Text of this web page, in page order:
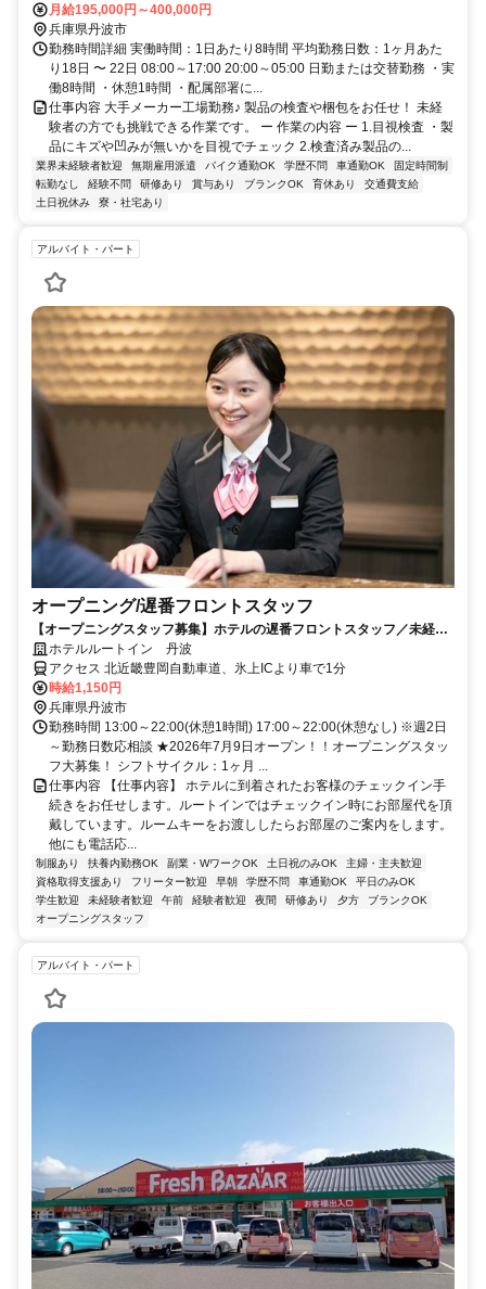
月給195,000円～400,000円
兵庫県丹波市
勤務時間詳細 実働時間：1日あたり8時間 平均勤務日数：1ヶ月あた
り18日 〜 22日 08:00～17:00 20:00～05:00 日勤または交替勤務 ・実
働8時間 ・休憩1時間 ・配属部署に...
仕事内容 大手メーカー工場勤務♪ 製品の検査や梱包をお任せ！ 未経
験者の方でも挑戦できる作業です。 ー 作業の内容 ー 1.目視検査 ・製
品にキズや凹みが無いかを目視でチェック 2.検査済み製品の...
業界未経験者歓迎 無期雇用派遣 バイク通勤OK 学歴不問 車通勤OK
固定時間制
転勤なし
経験不問 研修あり 賞与あり ブランクOK 育休あり
交通費支給
土日祝休み
寮・社宅あり
アルバイト・パート
オープニング/遅番フロントスタッフ
【オープニングスタッフ募集】ホテルの遅番フロントスタッフ／未経験
歓迎！働きながら接客スキルも身につく
ホテルルートイン 丹波
アクセス 北近畿豊岡自動車道、氷上ICより車で1分
時給1,150円
兵庫県丹波市
勤務時間 13:00～22:00(休憩1時間) 17:00～22:00(休憩なし) ※週2日
～勤務日数応相談 ★2026年7月9日オープン！！オープニングスタッ
フ大募集！ シフトサイクル：1ヶ月 ...
仕事内容 【仕事内容】 ホテルに到着されたお客様のチェックイン手
続きをお任せします。ルートインではチェックイン時にお部屋代を頂
戴しています。ルームキーをお渡ししたらお部屋のご案内をします。
他にも電話応...
制服あり 扶養内勤務OK 副業・WワークOK 土日祝のみOK
主婦・主夫歓迎
資格取得支援あり
フリーター歓迎 早朝 学歴不問 車通勤OK
平日のみOK
学生歓迎
未経験者歓迎 午前 経験者歓迎 夜間 研修あり 夕方
ブランクOK
オープニングスタッフ
アルバイト・パート